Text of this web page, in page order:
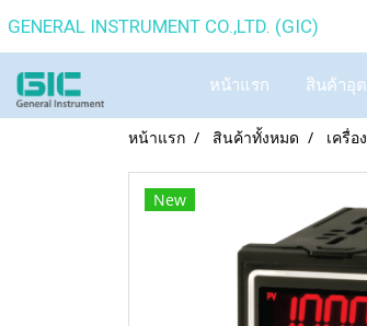
GENERAL
หน้าแรก สินค้าอุ
หน้าแรก สินค้าทั้งหมด เครื่อ
New